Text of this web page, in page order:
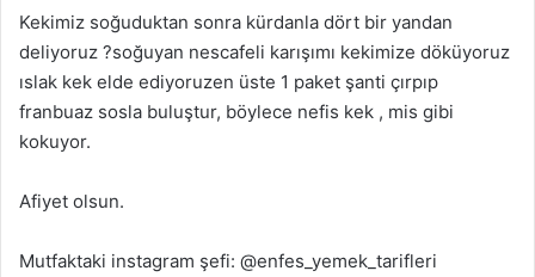
Kekimiz soğuduktan sonra kürdanla dört bir yandan
deliyoruz ?soğuyan nescafeli karışımı kekimize döküyoruz
ıslak kek elde ediyoruzen üste 1 paket şanti çırpıp
franbuaz sosla buluştur, böylece nefis kek , mis gibi
kokuyor.
Afiyet olsun.
Mutfaktaki instagram şefi: @enfes_yemek_tarifleri